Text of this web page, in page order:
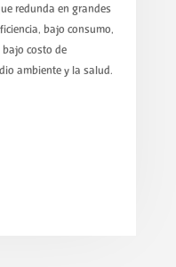
redunda en grandes
bajo consumo,
costo de
ambiente y la salud.